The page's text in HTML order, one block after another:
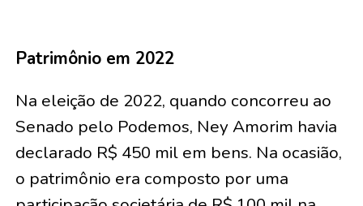
Patrimônio em 2022
Na eleição de 2022, quando concorreu ao
Senado pelo Podemos, Ney Amorim havia
declarado R$ 450 mil em bens. Na ocasião,
o patrimônio era composto por uma